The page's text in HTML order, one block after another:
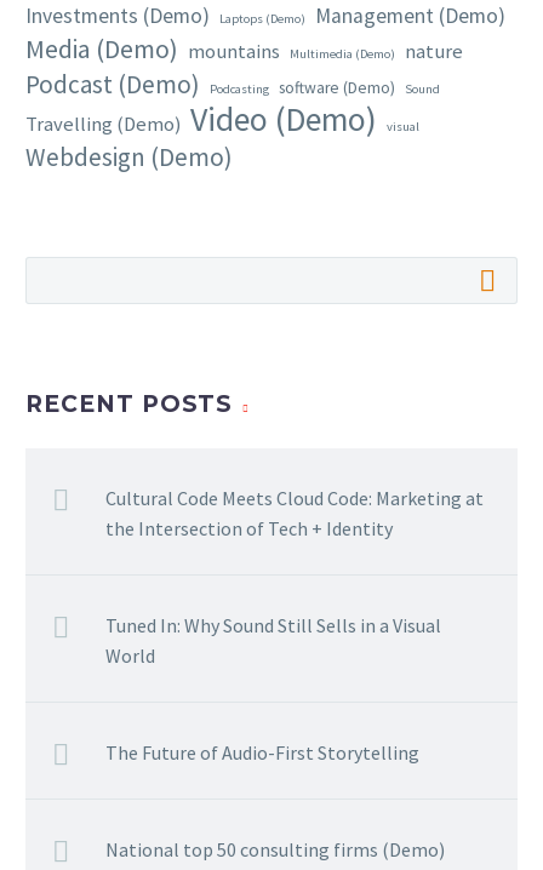
Investments (Demo) Laptops (Demo) Management (Demo)
Media (Demo) mountains Multimedia (Demo) nature
Podcast (Demo) Podcasting software (Demo) Sound
Travelling (Demo) Video (Demo) visual
Webdesign (Demo)
RECENT POSTS
Cultural Code Meets Cloud Code: Marketing at
the Intersection of Tech + Identity
Tuned In: Why Sound Still Sells in a Visual
World
The Future of Audio-First Storytelling
National top 50 consulting firms (Demo)